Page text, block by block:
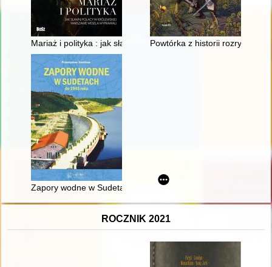
Mariaż i polityka : jak sławni Polacy w królewskiej Warszawie
Powtórka z historii rozrywki :
Zapory wodne w Sudetach do 1945 roku
ROCZNIK 2021